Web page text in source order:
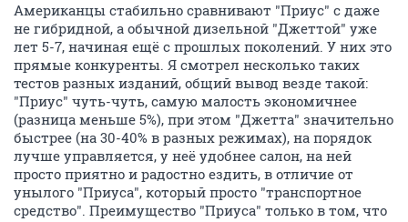
Американцы стабильно сравнивают "Приус" с даже
не гибридной, а обычной дизельной "Джеттой" уже
лет 5-7, начиная ещё с прошлых поколений. У них это
прямые конкуренты. Я смотрел несколько таких
тестов разных изданий, общий вывод везде такой:
"Приус" чуть-чуть, самую малость экономичнее
(разница меньше 5%), при этом "Джетта" значительно
быстрее (на 30-40% в разных режимах), на порядок
лучше управляется, у неё удобнее салон, на ней
просто приятно и радостно ездить, в отличие от
унылого "Приуса", который просто "транспортное
средство". Преимущество "Приуса" только в том, что